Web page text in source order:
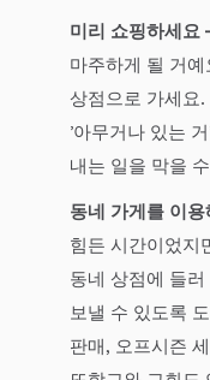
미리 쇼핑하세요
마주하게 될 거
상점으로 가세요.
’아무거나 있는
내는 일을 막을
동네 가게를 이용
힘든 시간이었지
동네 상점에 들
보낼 수 있도록
판매, 오프시즌